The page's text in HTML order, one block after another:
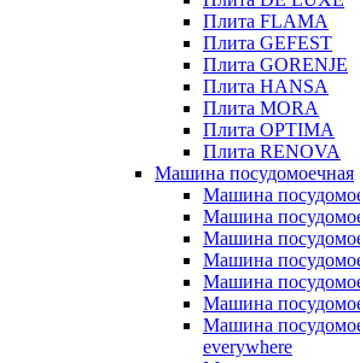
Плита FLAMA
Плита GEFEST
Плита GORENJE
Плита HANSA
Плита MORA
Плита OPTIMA
Плита RENOVA
Машина посудомоечная
Машина
Машина
Машина
Машина
Машина
Машина
Машина
everywhere